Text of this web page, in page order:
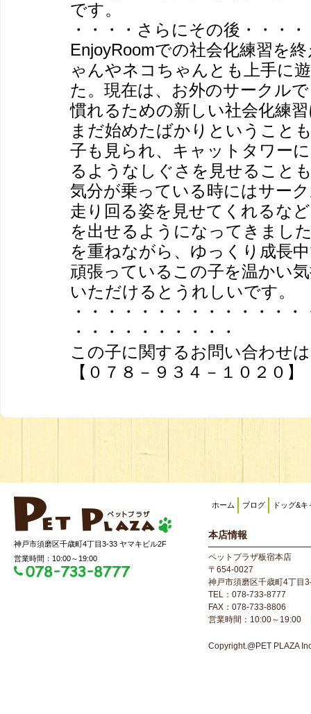
です。
・・・・さらにその後・・・・
EnjoyRoomでの社会化練習を
ゃんやネコちゃんとも上手に
た。現在は、お外のサークル
慣れるための新しい社会化練
まだ始めたばかりということ
子も見られ、キャットタワー
るようなしぐさを見せること
気分が乗っている時にはサー
走り回る姿を見せてくれるな
を出せるようになってきまし
を重ねながら、ゆっくり成長
頑張っているこの子を温かい
いただけるとうれしいです。
・・・・・・・・・・・・・
・・・・・・・・・・
この子に関するお問い合わ
【０７８－９３４－１０２０】
神戸市須磨区千歳町4丁目3-33 ヤマキビル2F
営業時間：10:00～19:00
ホーム ブログ ドッグ&キ
本店情報
ペットプラザ板宿本店
〒654-0027
神戸市須磨区千歳町4丁目
TEL：078-733-8777
FAX：078-733-8806
営業時間：10:00～19:00
Copyright.@PET PLAZA